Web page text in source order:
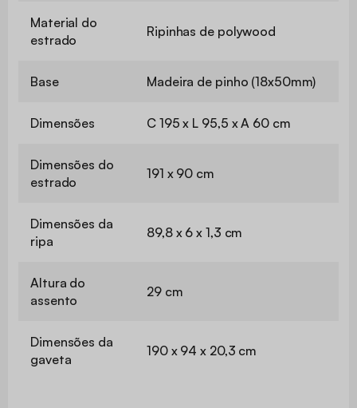
Material do
estrado
Ripinhas de polywood
Base Madeira de pinho (18x50mm)
Dimensões C 195 x L 95,5 x A 60 cm
Dimensões do
estrado
191 x 90 cm
Dimensões da
ripa
89,8 x 6 x 1,3 cm
Altura do
assento
29 cm
Dimensões da
gaveta
190 x 94 x 20,3 cm